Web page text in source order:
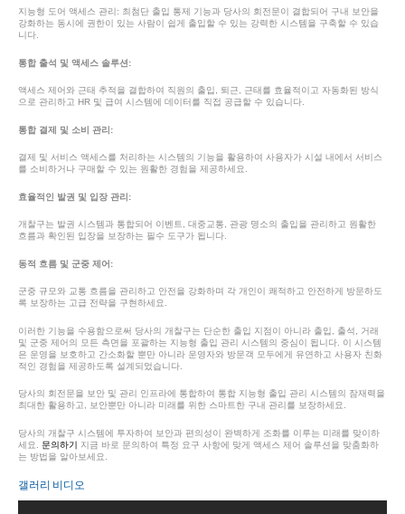
지능형 도어 액세스 관리: 최첨단 출입 통제 기능과 당사의 회전문이 결합되어 구내 보안을
강화하는 동시에 권한이 있는 사람이 쉽게 출입할 수 있는 강력한 시스템을 구축할 수 있습
니다.
통합 출석 및 액세스 솔루션:
액세스 제어와 근태 추적을 결합하여 직원의 출입, 퇴근, 근태를 효율적이고 자동화된 방식
으로 관리하고 HR 및 급여 시스템에 데이터를 직접 공급할 수 있습니다.
통합 결제 및 소비 관리:
결제 및 서비스 액세스를 처리하는 시스템의 기능을 활용하여 사용자가 시설 내에서 서비스
를 소비하거나 구매할 수 있는 원활한 경험을 제공하세요.
효율적인 발권 및 입장 관리:
개찰구는 발권 시스템과 통합되어 이벤트, 대중교통, 관광 명소의 출입을 관리하고 원활한
흐름과 확인된 입장을 보장하는 필수 도구가 됩니다.
동적 흐름 및 군중 제어:
군중 규모와 교통 흐름을 관리하고 안전을 강화하며 각 개인이 쾌적하고 안전하게 방문하도
록 보장하는 고급 전략을 구현하세요.
이러한 기능을 수용함으로써 당사의 개찰구는 단순한 출입 지점이 아니라 출입, 출석, 거래
및 군중 제어의 모든 측면을 포괄하는 지능형 출입 관리 시스템의 중심이 됩니다. 이 시스템
은 운영을 보호하고 간소화할 뿐만 아니라 운영자와 방문객 모두에게 유연하고 사용자 친화
적인 경험을 제공하도록 설계되었습니다.
당사의 회전문을 보안 및 관리 인프라에 통합하여 통합 지능형 출입 관리 시스템의 잠재력을
최대한 활용하고, 보안뿐만 아니라 미래를 위한 스마트한 구내 관리를 보장하세요.
당사의 개찰구 시스템에 투자하여 보안과 편의성이 완벽하게 조화를 이루는 미래를 맞이하
세요.
문의하기 지금 바로 문의하여 특정 요구 사항에 맞게 액세스 제어 솔루션을 맞춤화하
는 방법을 알아보세요.
갤러리 비디오